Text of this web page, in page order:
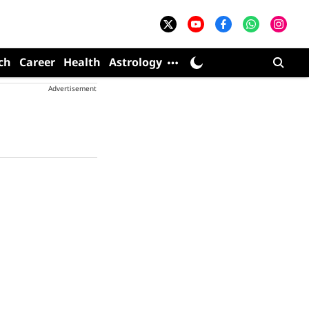
Career Health Astrology
Advertisement